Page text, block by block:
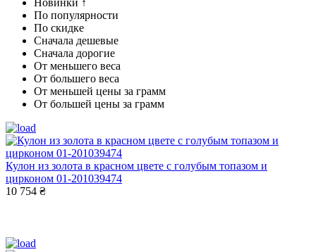
По популярности
По скидке
Сначала дешевые
Сначала дорогие
От меньшего веса
От большего веса
От меньшей цены за грамм
От большей цены за грамм
Кулон из золота в красном цвете с голубым топазом и
цирконом 01-201039474
10 754 ₴